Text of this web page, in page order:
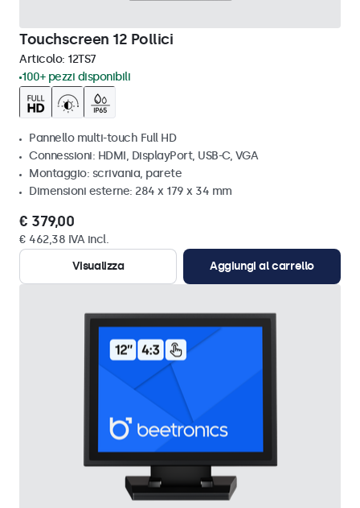
Touchscreen 12 Pollici
Articolo: 12TS7
100+ pezzi disponibili
Pannello multi-touch Full HD
Connessioni: HDMI, DisplayPort, USB-C, VGA
Montaggio: scrivania, parete
Dimensioni esterne: 284 x 179 x 34 mm
€ 379,00
€ 462,38 IVA incl.
Visualizza
Aggiungi al carrello